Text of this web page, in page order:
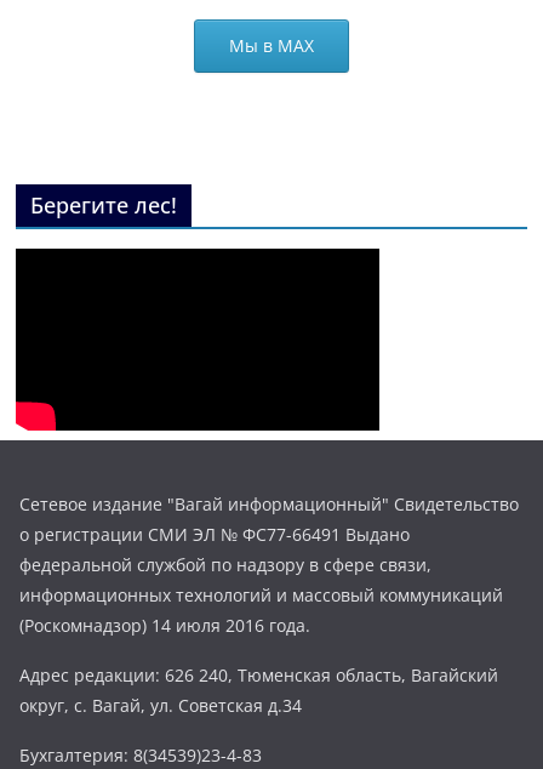
Мы в МАХ
Берегите лес!
Сетевое издание "Вагай информационный" Свидетельство
о регистрации СМИ ЭЛ № ФС77-66491 Выдано
федеральной службой по надзору в сфере связи,
информационных технологий и массовый коммуникаций
(Роскомнадзор) 14 июля 2016 года.
Адрес редакции: 626 240, Тюменская область, Вагайский
округ, с. Вагай, ул. Советская д.34
Бухгалтерия: 8(34539)23-4-83